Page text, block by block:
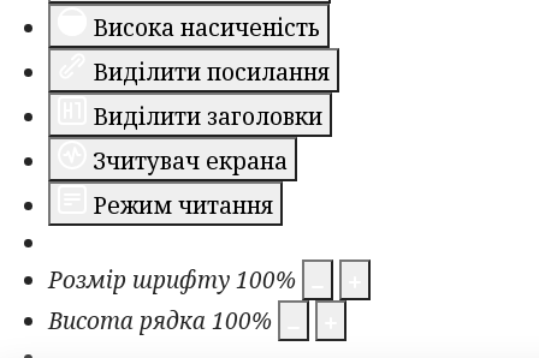
Висока насиченість
Виділити посилання
Виділити заголовки
Зчитувач екрана
Режим читання
Розмір шрифту100%
Висота рядка100%